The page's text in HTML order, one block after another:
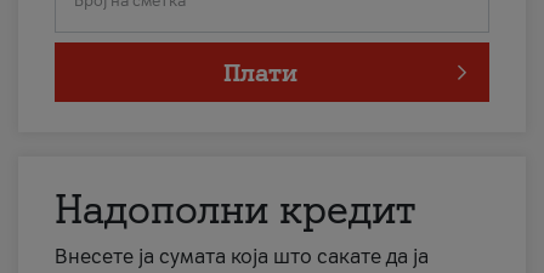
Плати
Надополни кредит
Внесете ја сумата која што сакате да ја